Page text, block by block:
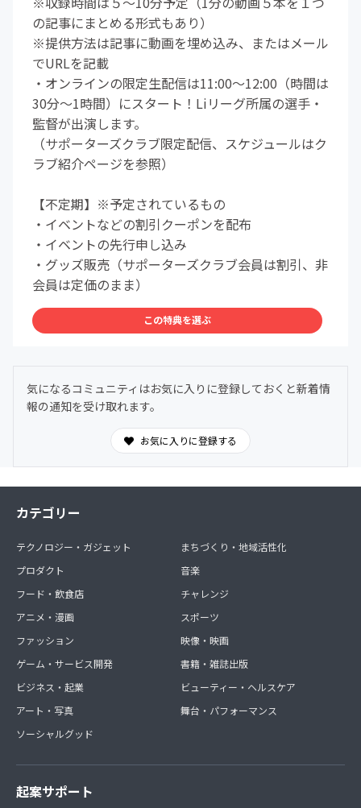
の記事にまとめる形式もあり）
※提供方法は記事に動画を埋め込み、またはメール
でURLを記載
・オンラインの限定生配信は11:00～12:00（時間は
30分～1時間）にスタート！Liリーグ所属の選手・
監督が出演します。
（サポーターズクラブ限定配信、スケジュールはク
ラブ紹介ページを参照）
【不定期】※予定されているもの
・イベントなどの割引クーポンを配布
・イベントの先行申し込み
・グッズ販売（サポーターズクラブ会員は割引、非
会員は定価のまま）
この特典を選ぶ
気になるコミュニティはお気に入りに登録しておくと新着情
報の通知を受け取れます。
お気に入りに登録する
カテゴリー
テクノロジー・ガジェット
プロダクト
フード・飲食店
アニメ・漫画
ファッション
ゲーム・サービス開発
ビジネス・起業
アート・写真
ソーシャルグッド
まちづくり・地域活性化
音楽
チャレンジ
スポーツ
映像・映画
書籍・雑誌出版
ビューティー・ヘルスケア
舞台・パフォーマンス
起案サポート